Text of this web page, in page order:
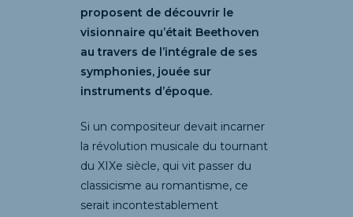
proposent de découvrir le
visionnaire qu’était Beethoven
au travers de l’intégrale de ses
symphonies, jouée sur
instruments d’époque.
Si un compositeur devait incarner
la révolution musicale du tournant
du XIXe siècle, qui vit passer du
classicisme au romantisme, ce
serait incontestablement